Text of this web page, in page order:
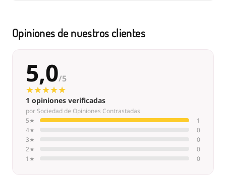
Opiniones de nuestros clientes
5,0/5
★★★★★
★★★★★
1 opiniones verificadas
por Sociedad de Opiniones Contrastadas
5★
1
4★
0
3★
0
2★
0
1★
0